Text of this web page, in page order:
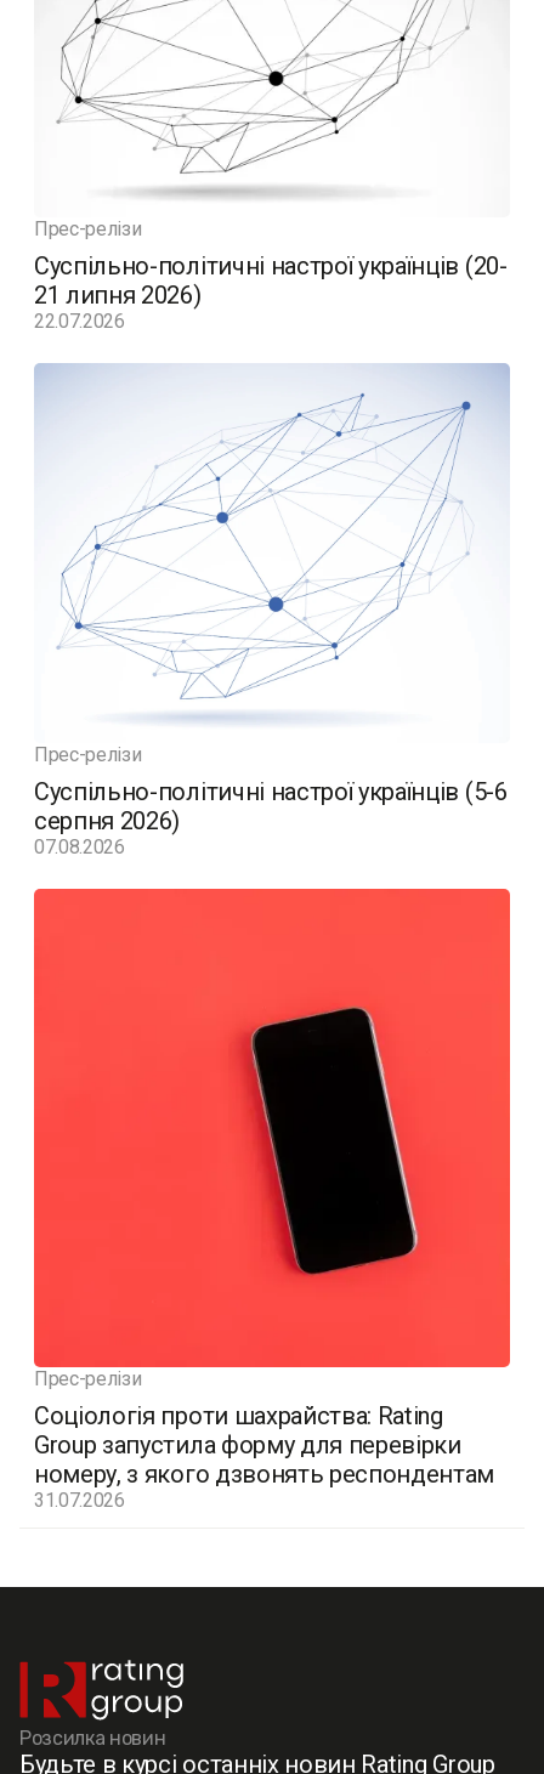
Прес-релізи
Суспільно-політичні настрої українців (20-
21 липня 2026)
22.07.2026
Прес-релізи
Суспільно-політичні настрої українців (5-6
серпня 2026)
07.08.2026
Прес-релізи
Соціологія проти шахрайства: Rating
Group запустила форму для перевірки
номеру, з якого дзвонять респондентам
31.07.2026
Розсилка новин
Будьте в курсі останніх новин Rating Group